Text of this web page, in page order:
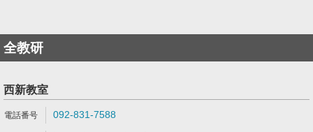
全教研
西新教室
092-831-7588